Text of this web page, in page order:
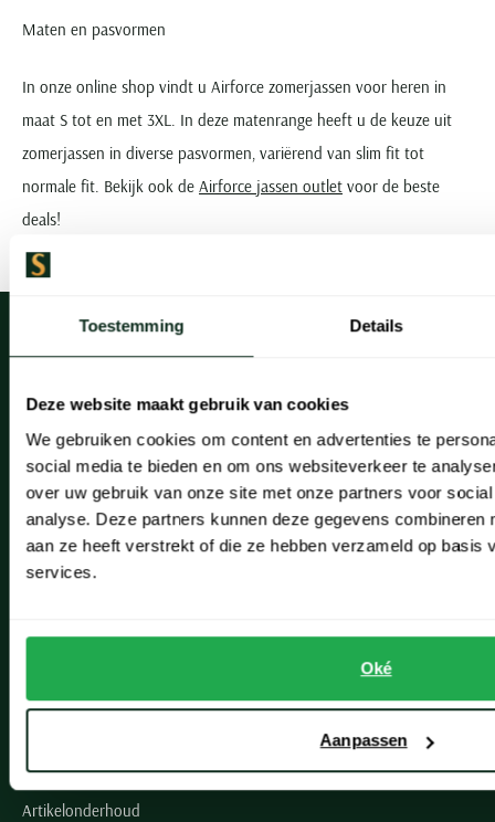
Toestemming Details
Deze website maakt gebruik van cookies
We gebruiken cookies om content en advertenties te
social media te bieden en om ons websiteverkeer te
over uw gebruik van onze site met onze partners voor
analyse. Deze partners kunnen deze gegevens combineren
aan ze heeft verstrekt of die ze hebben verzameld op basis
services.
Oké
Aanpassen
Maten en pasvormen
In onze online shop vindt u Airforce zomerjassen voor heren in
maat S tot en met 3XL. In deze matenrange heeft u de keuze uit
zomerjassen in diverse pasvormen, variërend van slim fit tot
normale fit. Bekijk ook de Airforce jassen outlet voor de beste
deals!
Klantenservice
Klantenservice
Veelgestelde vragen
Bestellen
Verzenden
Actievoorwaarden
Artikelonderhoud